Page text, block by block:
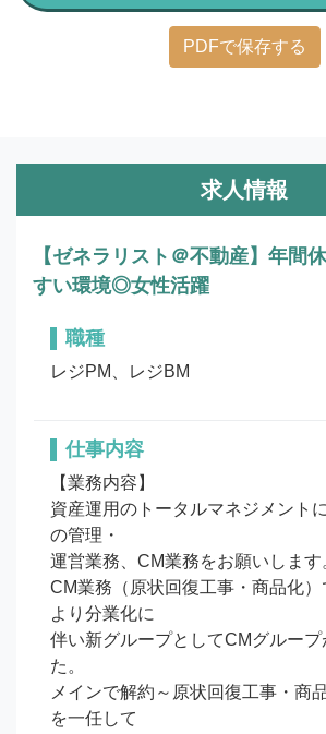
PDFで保存する
求人情報
【ゼネラリスト＠不動産】年間
すい環境◎女性活躍
職種
レジPM、レジBM
仕事内容
【業務内容】
資産運用のトータルマネジメント
の管理・
運営業務、CM業務をお願いします
CM業務（原状回復工事・商品化
より分業化に
伴い新グループとしてCMグループ
た。
メインで解約～原状回復工事・商
を一任して